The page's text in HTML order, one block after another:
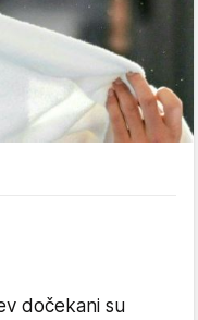
dočekani su